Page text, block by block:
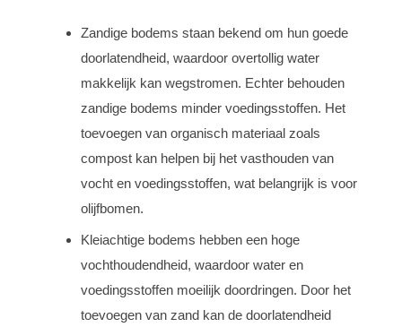
Zandige bodems staan bekend om hun goede
doorlatendheid, waardoor overtollig water
makkelijk kan wegstromen. Echter behouden
zandige bodems minder voedingsstoffen. Het
toevoegen van organisch materiaal zoals
compost kan helpen bij het vasthouden van
vocht en voedingsstoffen, wat belangrijk is voor
olijfbomen.
Kleiachtige bodems hebben een hoge
vochthoudendheid, waardoor water en
voedingsstoffen moeilijk doordringen. Door het
toevoegen van zand kan de doorlatendheid